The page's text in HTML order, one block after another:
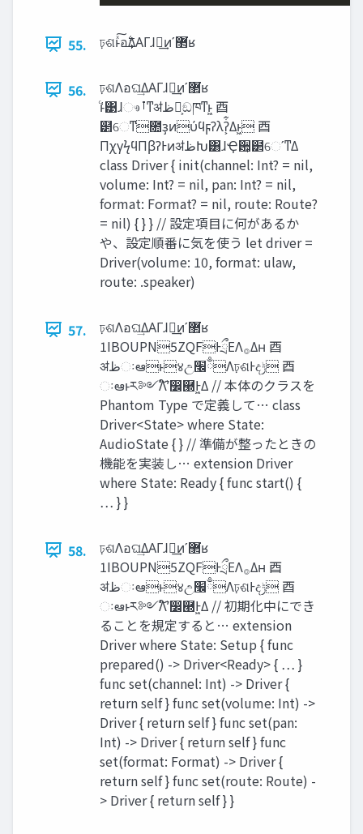
55. ঢ়ଶͱͯ͠อ࣋͢ΔΑΓɺྲྀ͢ͷʹ޲͘ʁ
56.
ঢ়ଶΛอଘ͢ΔΑΓɺྲྀ͢ͷʹ޲͘ʁ
ͨͱ͑͹ɺෳࡶͳॳ‫ظ‬Խ͕ඞཁͳͱ͖ ⾣
๲େͳ೚ҙͷύϥϝʔλʔ͕͋Δͱ͖ ⾣
ΠχγϟϥΠβʔͰͷॳ‫ظ‬Խ͸ɺҾ਺͕๲େʹͳΔ
class Driver { init(channel: Int? = nil,
volume: Int? = nil, pan: Int? = nil,
format: Format? = nil, route: Route?
= nil) { } } // 設定項目に何があるか
や、設定順番に気を使う let driver =
Driver(volume: 10, format: ulaw,
route: .speaker)
57.
ঢ়ଶΛอଘ͢ΔΑΓɺྲྀ͢ͷʹ޲͘ʁ
1IBOUPN5ZQFͰྲྀΕΛ࡞Δʜ ⾣
ॳ‫ظ‬ઃఆͱ४උ‫ྃ׬‬Λঢ়ଶͰද‫ݱ‬ ⾣
ઃఆͱར༻Λ໌֬ʹ෼཭Ͱ͖Δ // 本体のクラスを
Phantom Type で定義して… class
Driver<State> where State:
AudioState { } // 準備が整ったときの
機能を実装し… extension Driver
where State: Ready { func start() {
… } }
58.
ঢ়ଶΛอଘ͢ΔΑΓɺྲྀ͢ͷʹ޲͘ʁ
1IBOUPN5ZQFͰྲྀΕΛ࡞Δʜ ⾣
ॳ‫ظ‬ઃఆͱ४උ‫ྃ׬‬Λঢ়ଶͰද‫ݱ‬ ⾣
ઃఆͱར༻Λ໌֬ʹ෼཭Ͱ͖Δ // 初期化中にでき
ることを規定すると… extension
Driver where State: Setup { func
prepared() -> Driver<Ready> { … }
func set(channel: Int) -> Driver {
return self } func set(volume: Int) ->
Driver { return self } func set(pan:
Int) -> Driver { return self } func
set(format: Format) -> Driver {
return self } func set(route: Route) -
> Driver { return self } }